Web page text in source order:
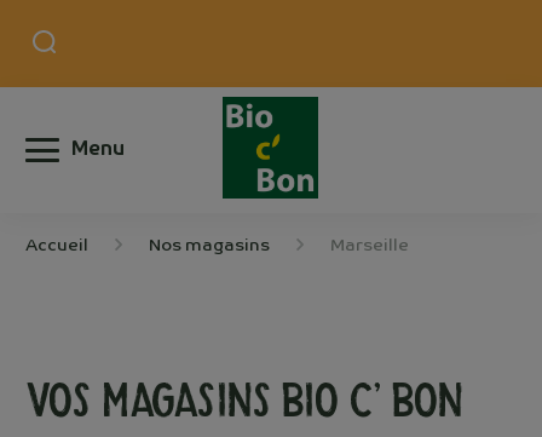
Menu
Accueil Nos magasins Marseille
Vos magasins Bio c’ bon